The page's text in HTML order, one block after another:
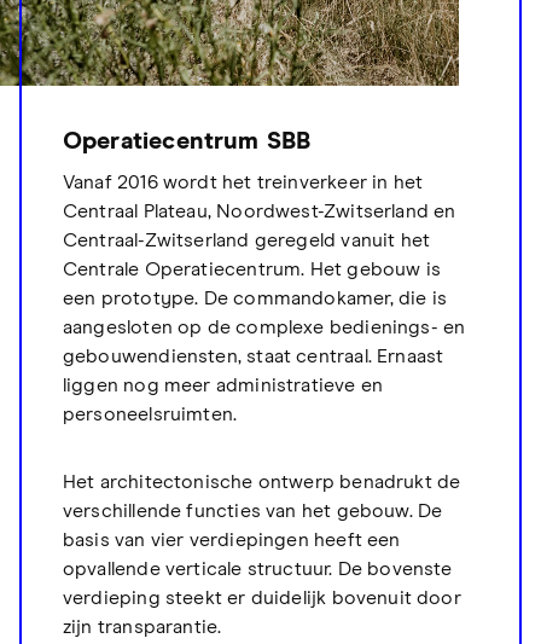
Operatiecentrum SBB
Vanaf 2016 wordt het treinverkeer in het
Centraal Plateau, Noordwest-Zwitserland en
Centraal-Zwitserland geregeld vanuit het
Centrale Operatiecentrum. Het gebouw is
een prototype. De commandokamer, die is
aangesloten op de complexe bedienings- en
gebouwendiensten, staat centraal. Ernaast
liggen nog meer administratieve en
personeelsruimten.
Het architectonische ontwerp benadrukt de
verschillende functies van het gebouw. De
basis van vier verdiepingen heeft een
opvallende verticale structuur. De bovenste
verdieping steekt er duidelijk bovenuit door
zijn transparantie.